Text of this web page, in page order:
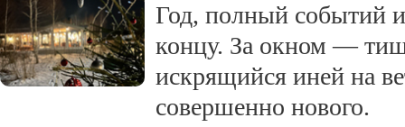
Год, полный событий
концу. За окном —
искрящийся иней на
совершенно нового.